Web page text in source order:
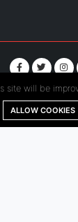
Karya All
site will be
ALLOW COOKIES